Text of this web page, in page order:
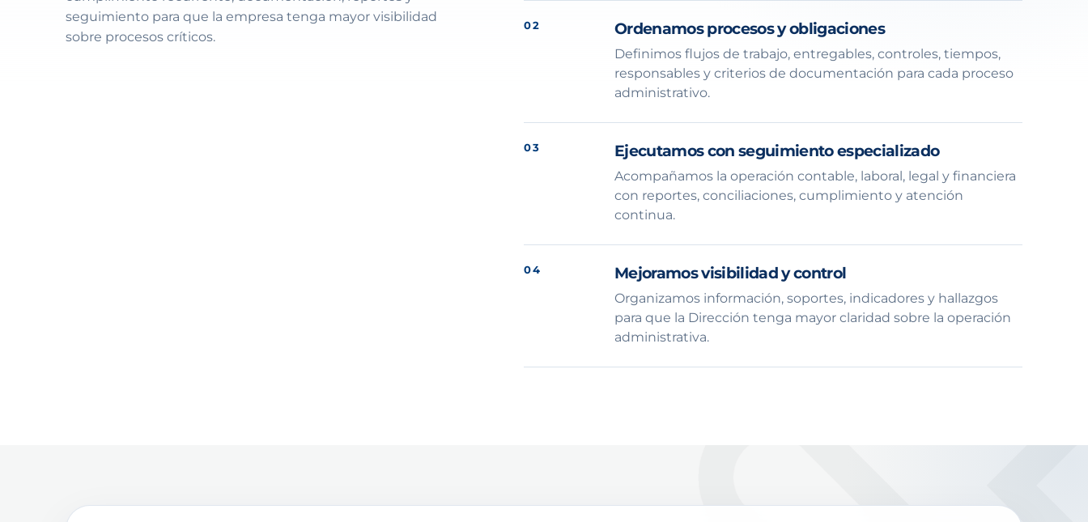
seguimiento para que la empresa tenga mayor visibilidad
sobre procesos críticos.
02 Ordenamos procesos y obligaciones
Definimos flujos de trabajo, entregables, controles, tiempos,
responsables y criterios de documentación para cada proceso
administrativo.
03 Ejecutamos con seguimiento especializado
Acompañamos la operación contable, laboral, legal y financiera
con reportes, conciliaciones, cumplimiento y atención
continua.
04 Mejoramos visibilidad y control
Organizamos información, soportes, indicadores y hallazgos
para que la Dirección tenga mayor claridad sobre la operación
administrativa.